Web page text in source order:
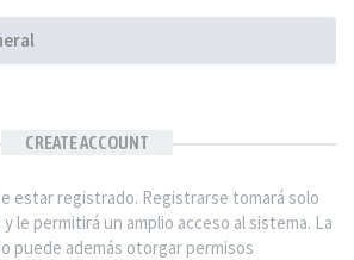
CREATE ACCOUNT
estar registrado. Registrarse tomará solo
le permitirá un amplio acceso al sistema. La
puede además otorgar permisos